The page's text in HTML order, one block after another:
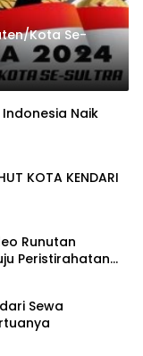
Kota Se-
Naik
KOTA KENDARI
Runutan
Peristirahatan
Sewa